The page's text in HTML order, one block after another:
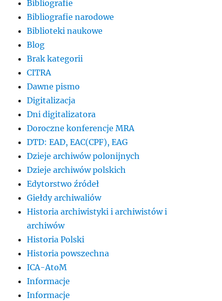
Bibliografie
Bibliografie narodowe
Biblioteki naukowe
Blog
Brak kategorii
CITRA
Dawne pismo
Digitalizacja
Dni digitalizatora
Doroczne konferencje MRA
DTD: EAD, EAC(CPF), EAG
Dzieje archiwów polonijnych
Dzieje archiwów polskich
Edytorstwo źródeł
Giełdy archiwaliów
Historia archiwistyki i archiwistów i
archiwów
Historia Polski
Historia powszechna
ICA-AtoM
Informacje
Informacje